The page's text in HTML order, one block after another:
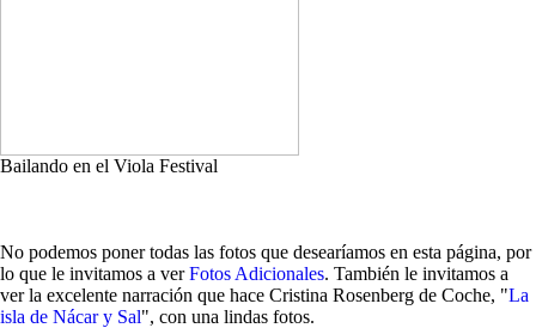
Bailando en el Viola Festival
No podemos poner todas las fotos que desearíamos en esta página, por
lo que le invitamos a verFotos Adicionales. También le invitamos a
ver la excelente narración que hace Cristina Rosenberg de Coche, "La
isla de Nácar y Sal", con una lindas fotos.